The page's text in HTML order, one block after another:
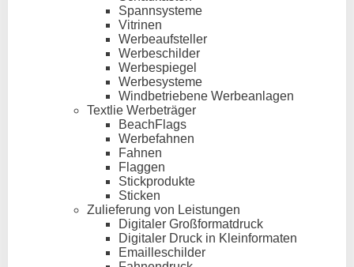
Spannsysteme
Vitrinen
Werbeaufsteller
Werbeschilder
Werbespiegel
Werbesysteme
Windbetriebene Werbeanlagen
Textlie Werbeträger
BeachFlags
Werbefahnen
Fahnen
Flaggen
Stickprodukte
Sticken
Zulieferung von Leistungen
Digitaler Großformatdruck
Digitaler Druck in Kleinformaten
Emailleschilder